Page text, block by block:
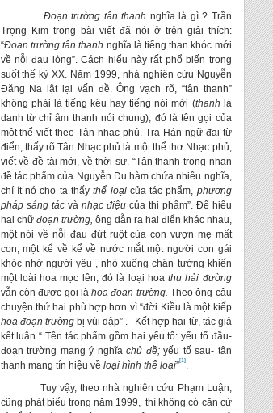
Đoạn trường tân thanh nghĩa là gì ? Trần
Trọng Kim trong bài viết đã nói ở trên giải thích:
“Đoạn trường tân thanh nghĩa là tiếng than khóc mới
về nỗi đau lòng”. Cách hiểu này rất phổ biến trong
suốt thế kỷ XX. Năm 1999, nhà nghiên cứu Nguyễn
Đăng Na lật lại vấn đề. Ông vạch rõ, “tân thanh”
không phải là tiếng kêu hay tiếng nói mới (thanh là
danh từ chỉ âm thanh nói chung), đó là tên gọi của
một thể viết theo Tân nhạc phủ. Tra Hán ngữ đại từ
điển, thấy rõ Tân Nhạc phủ là một thể thơ Nhạc phủ,
viết về đề tài mới, về thời sự. “Tân thanh trong nhan
đề tác phẩm của Nguyễn Du hàm chứa nhiều nghĩa,
chí ít nó cho ta thấythể loại của tác phẩm, phương
pháp sáng tác và nhạc điệu của thi phẩm”. Để hiểu
hai chữ đoạn trường, ông dẫn ra hai điển khác nhau,
một nói về nỗi đau đứt ruột của con vượn mẹ mất
con, một kể về kể về nước mắt một người con gái
khóc nhớ người yêu , nhỏ xuống chân tường khiến
một loài hoa mọc lên, đó là loại hoathu hải đường
vẫn còn được gọi làhoa đoạn trường.Theo ông câu
chuyện thứ hai phù hợp hơn vì “đời Kiều là một kiếp
hoa đoạn trường bị vùi dập” . Kết hợp hai từ, tác giả
kết luận “ Tên tác phẩm gồm hai yếu tố: yếu tố đầu-
đoạn trường mang ý nghĩachủ đề;yếu tố sau- tân
thanh mang tín hiệu về loại hình thể loại” [1].
Tuy vậy, theo nhà nghiên cứu Phạm Luận,
cũng phát biểu trong năm 1999, thì không có căn cứ